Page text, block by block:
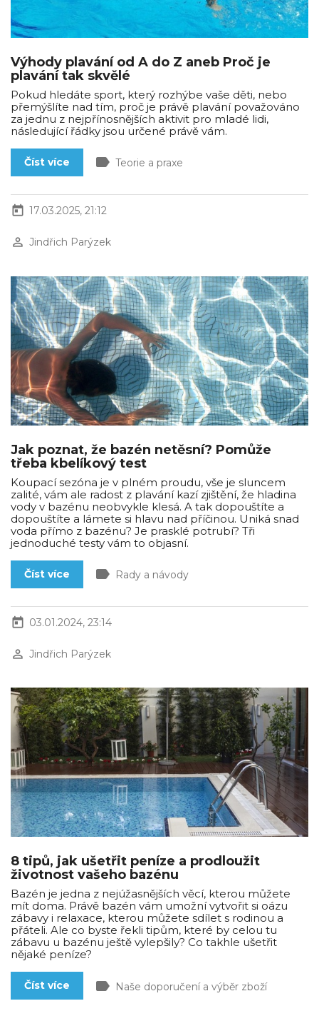
Výhody plavání od A do Z aneb Proč je
plavání tak skvělé
Pokud hledáte sport, který rozhýbe vaše děti, nebo
přemýšlíte nad tím, proč je právě plavání považováno
za jednu z nejpřínosnějších aktivit pro mladé lidi,
následující řádky jsou určené právě vám.
Číst více label Teorie a praxe
today 17.03.2025, 21:12
perm_identity Jindřich Parýzek
Jak poznat, že bazén netěsní? Pomůže
třeba kbelíkový test
Koupací sezóna je v plném proudu, vše je sluncem
zalité, vám ale radost z plavání kazí zjištění, že hladina
vody v bazénu neobvykle klesá. A tak dopouštíte a
dopouštíte a lámete si hlavu nad příčinou. Uniká snad
voda přímo z bazénu? Je prasklé potrubí? Tři
jednoduché testy vám to objasní.
Číst více label Rady a návody
today 03.01.2024, 23:14
perm_identity Jindřich Parýzek
8 tipů, jak ušetřit peníze a prodloužit
životnost vašeho bazénu
Bazén je jedna z nejúžasnějších věcí, kterou můžete
mít doma. Právě bazén vám umožní vytvořit si oázu
zábavy i relaxace, kterou můžete sdílet s rodinou a
přáteli. Ale co byste řekli tipům, které by celou tu
zábavu u bazénu ještě vylepšily? Co takhle ušetřit
nějaké peníze?
Číst více label Naše doporučení a výběr zboží